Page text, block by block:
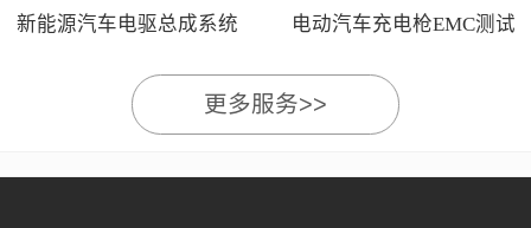
新能源汽车电驱总成系统
电动汽车充电枪EMC测试
更多服务>>